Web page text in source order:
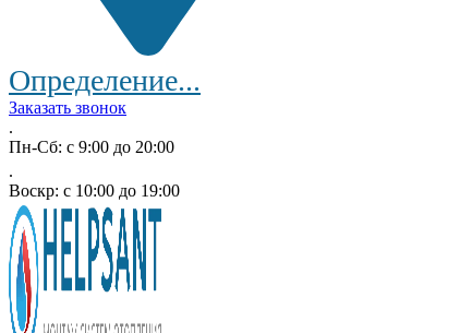
Определение...
Заказать звонок
.
Пн-Сб: с 9:00 до 20:00
.
Воскр: с 10:00 до 19:00